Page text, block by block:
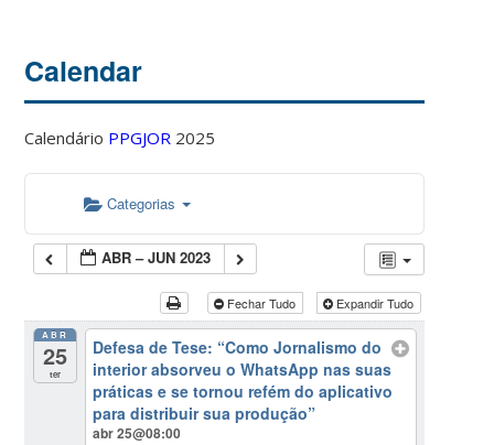
Calendar
Calendário PPGJOR 2025
Categorias
ABR – JUN 2023
Fechar Tudo Expandir Tudo
ABR
25
ter
Defesa de Tese: “Como Jornalismo do
interior absorveu o WhatsApp nas suas
práticas e se tornou refém do aplicativo
para distribuir sua produção”
abr 25@08:00